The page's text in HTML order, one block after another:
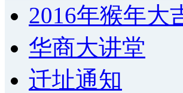
2016年猴年大
华商大讲堂
迁址通知